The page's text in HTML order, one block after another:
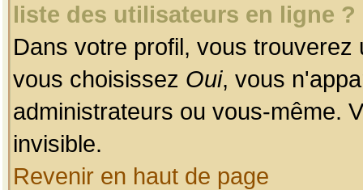
liste des utilisateurs en ligne ?
Dans votre profil, vous
vous choisissez Oui, vous
administrateurs ou vous-même.
invisible.
Revenir en haut de page